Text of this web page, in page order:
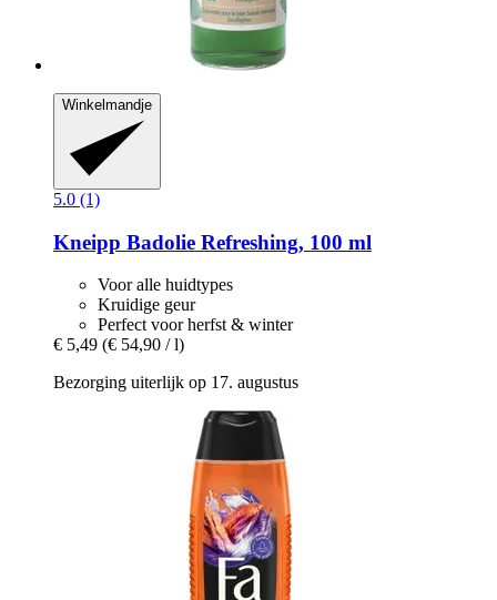
Winkelmandje
5.0 (1)
Kneipp Badolie Refreshing, 100 ml
Voor alle huidtypes
Kruidige geur
Perfect voor herfst & winter
€ 5,49 (€ 54,90 / l)
Bezorging uiterlijk op 17. augustus